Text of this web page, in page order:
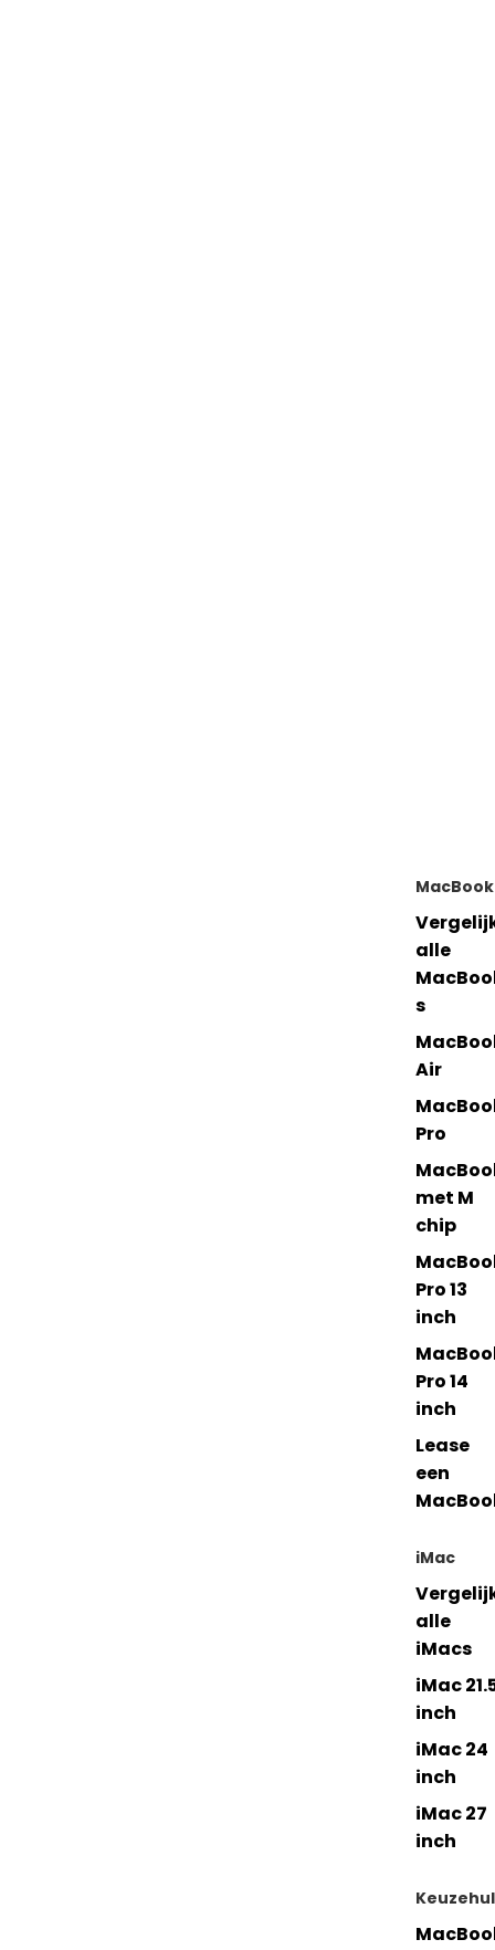
MacBook
alle
s
Air
Pro
met M
chip
Pro 13
inch
Pro 14
inch
Lease
een
iMac
alle
iMacs
iMac
inch
iMac 24
inch
iMac 27
inch